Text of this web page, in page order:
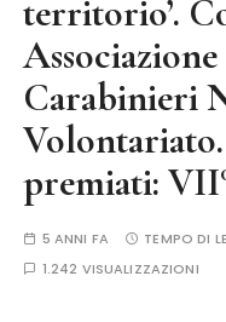
territorio’.
Carabinieri
premiati:
5 ANNI FA TEMPO DI
1.242 VISUALIZZAZIONI